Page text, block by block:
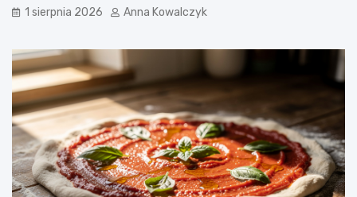
1 sierpnia 2026 Anna Kowalczyk